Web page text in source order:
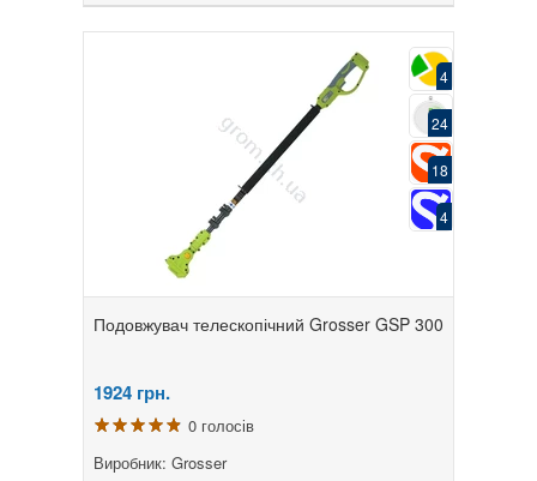
4
24
18
4
Подовжувач телескопічний Grosser GSP 300
1924 грн.
0 голосів
Виробник: Grosser